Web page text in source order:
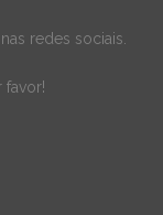
redes sociais.
favor!